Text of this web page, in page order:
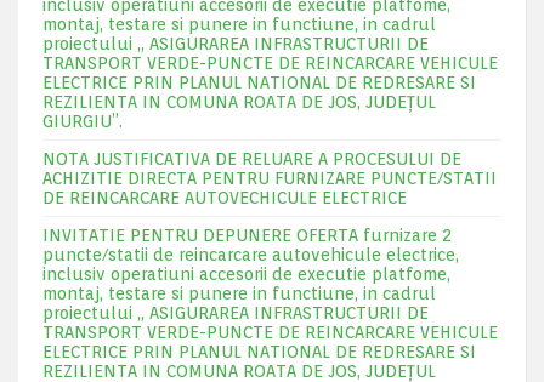
inclusiv operatiuni accesorii de executie platfome,
montaj, testare si punere in functiune, in cadrul
proiectului „ ASIGURAREA INFRASTRUCTURII DE
TRANSPORT VERDE-PUNCTE DE REINCARCARE VEHICULE
ELECTRICE PRIN PLANUL NATIONAL DE REDRESARE SI
REZILIENTA IN COMUNA ROATA DE JOS, JUDEŢUL
GIURGIU”.
NOTA JUSTIFICATIVA DE RELUARE A PROCESULUI DE
ACHIZITIE DIRECTA PENTRU FURNIZARE PUNCTE/STATII
DE REINCARCARE AUTOVECHICULE ELECTRICE
INVITATIE PENTRU DEPUNERE OFERTA furnizare 2
puncte/statii de reincarcare autovehicule electrice,
inclusiv operatiuni accesorii de executie platfome,
montaj, testare si punere in functiune, in cadrul
proiectului „ ASIGURAREA INFRASTRUCTURII DE
TRANSPORT VERDE-PUNCTE DE REINCARCARE VEHICULE
ELECTRICE PRIN PLANUL NATIONAL DE REDRESARE SI
REZILIENTA IN COMUNA ROATA DE JOS, JUDEŢUL